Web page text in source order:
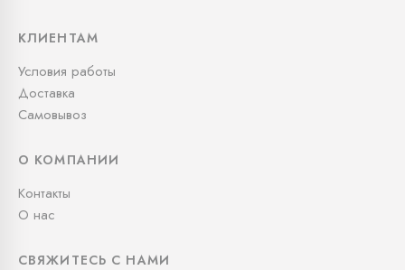
КЛИЕНТАМ
Условия работы
Доставка
Самовывоз
О КОМПАНИИ
Контакты
О нас
СВЯЖИТЕСЬ С НАМИ